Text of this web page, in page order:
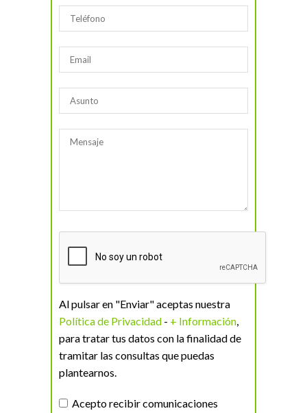
Al pulsar en "Enviar" aceptas nuestra
Política de Privacidad - + Información,
para tratar tus datos con la finalidad de
tramitar las consultas que puedas
plantearnos.
Acepto recibir comunicaciones